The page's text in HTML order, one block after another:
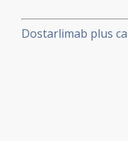
Dostarlimab plus